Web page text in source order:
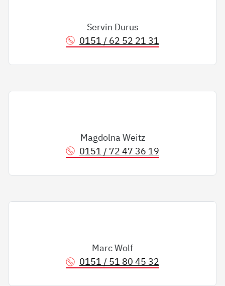
Servin Durus
0151 / 62 52 21 31
Magdolna Weitz
0151 / 72 47 36 19
Marc Wolf
0151 / 51 80 45 32